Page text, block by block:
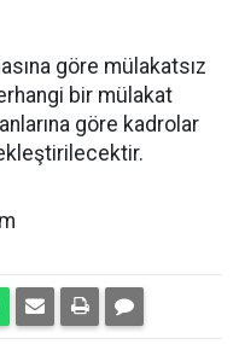
göre mülakatsız
bir mülakat
göre kadrolar